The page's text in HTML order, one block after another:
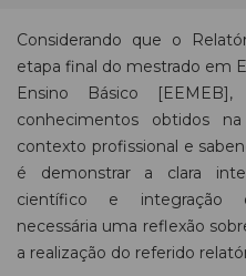
Considerando que o
etapa final do mestrado em
Ensino Básico
conhecimentos obtidos
contexto profissional e
é demonstrar a clara
científico e integração
necessária uma reflexão
a realização do referido